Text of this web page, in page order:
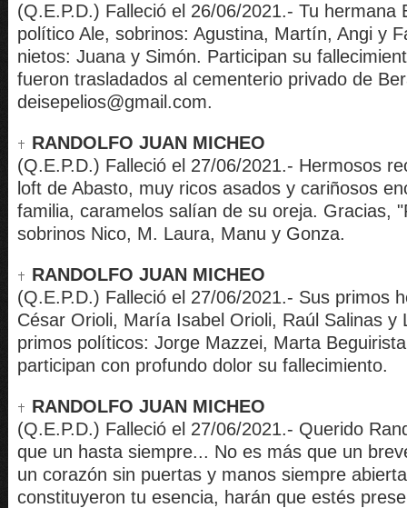
(Q.E.P.D.) Falleció el 26/06/2021.- Tu hermana
político Ale, sobrinos: Agustina, Martín, Angi y
nietos: Juana y Simón. Participan su
fueron trasladados al cementerio privado de
deisepelios@gmail.com.
RANDOLFO JUAN MICHEO
(Q.E.P.D.) Falleció el 27/06/2021.- Hermosos
loft de Abasto, muy ricos asados y cariñosos
familia, caramelos salían de su oreja. Gracias,
sobrinos Nico, M. Laura, Manu y Gonza.
RANDOLFO JUAN MICHEO
(Q.E.P.D.) Falleció el 27/06/2021.- Sus primos
César Orioli, María Isabel Orioli, Raúl Salinas y
primos políticos: Jorge Mazzei, Marta
participan con profundo dolor su fallecimiento.
RANDOLFO JUAN MICHEO
(Q.E.P.D.) Falleció el 27/06/2021.- Querido
que un hasta siempre... No es más que un
un corazón sin puertas y manos siempre
constituyeron tu esencia, harán que estés